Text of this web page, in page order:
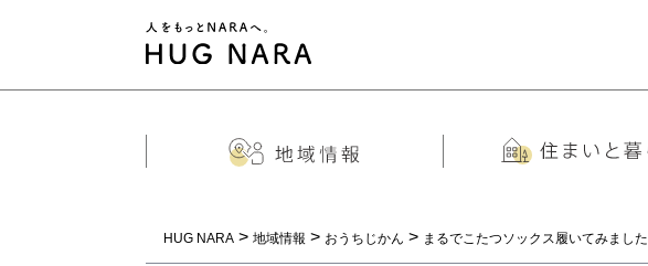
HUG NARA > 地域情報 > おうちじかん > まるでこたつソックス履いてみました